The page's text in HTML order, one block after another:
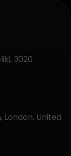
3020
London, United